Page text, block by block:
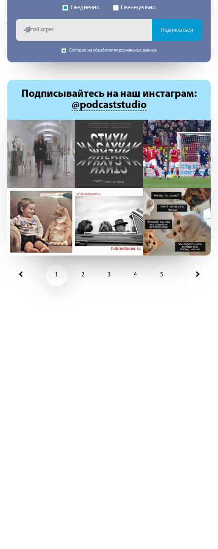
Ежедневно Еженедельно
Подписаться
Согласие на обработку персональных данных
Подписывайтесь на наш инстаграм:
@podcaststudio
1 2 3 4 5